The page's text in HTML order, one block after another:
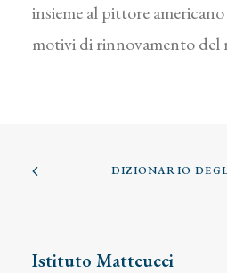
insieme al pittore americano
motivi di rinnovamento del
DIZIONARIO
Istituto Matteucci